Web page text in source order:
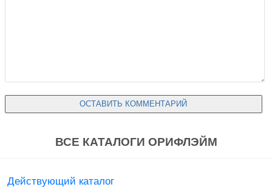
ВСЕ КАТАЛОГИ ОРИФЛЭЙМ
Действующий каталог